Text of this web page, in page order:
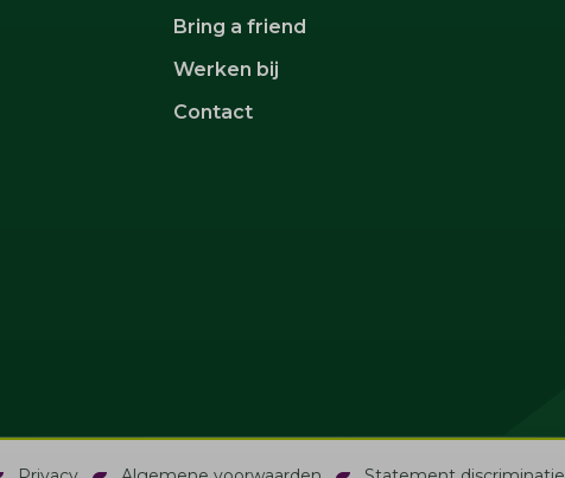
Bring a friend
Werken bij
Contact